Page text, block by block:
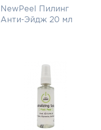
NewPeel Пилинг
Анти-Эйдж 20 мл